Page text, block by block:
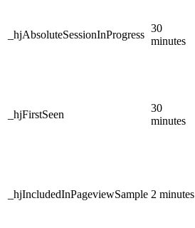
_hjAbsoluteSessionInProgress
30
minutes
_hjFirstSeen
30
minutes
_hjIncludedInPageviewSample 2 minutes